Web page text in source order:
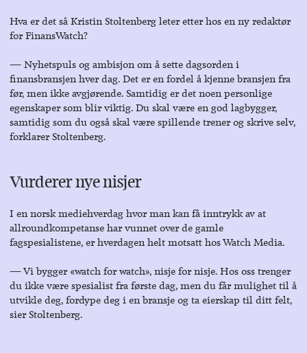
Hva er det så Kristin Stoltenberg leter etter hos en ny redaktør
for FinansWatch?
― Nyhetspuls og ambisjon om å sette dagsorden i
finansbransjen hver dag. Det er en fordel å kjenne bransjen fra
før, men ikke avgjørende. Samtidig er det noen personlige
egenskaper som blir viktig. Du skal være en god lagbygger,
samtidig som du også skal være spillende trener og skrive selv,
forklarer Stoltenberg.
Vurderer nye nisjer
I en norsk mediehverdag hvor man kan få inntrykk av at
allroundkompetanse har vunnet over de gamle
fagspesialistene, er hverdagen helt motsatt hos Watch Media.
― Vi bygger «watch for watch», nisje for nisje. Hos oss trenger
du ikke være spesialist fra første dag, men du får mulighet til å
utvikle deg, fordype deg i en bransje og ta eierskap til ditt felt,
sier Stoltenberg.